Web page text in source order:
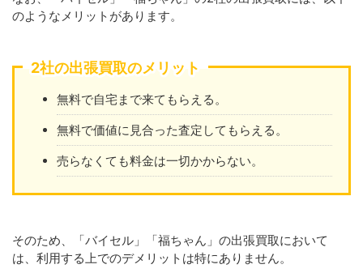
のようなメリットがあります。
2社の出張買取のメリット
無料で自宅まで来てもらえる。
無料で価値に見合った査定してもらえる。
売らなくても料金は一切かからない。
そのため、「バイセル」「福ちゃん」の出張買取において
は、利用する上でのデメリットは特にありません。